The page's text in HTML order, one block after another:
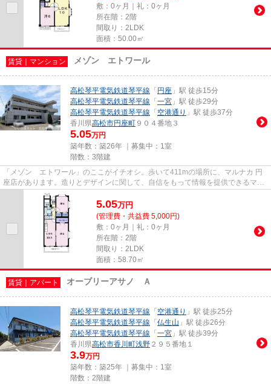
敷：0ヶ月｜礼：0ヶ月
所在階：2階
間取り：2LDK
面積：50.00㎡
賃貸｜マンション メゾン エトワール
高松琴平電気鉄道琴平線 「 円座 」駅 徒歩15分
高松琴平電気鉄道琴平線 「 一宮 」駅 徒歩29分
高松琴平電気鉄道琴平線 「 空港通り 」駅 徒歩37分
香川県高松市円座町 ９０４番地３
5.05万円
築年数：築26年 ｜募集中： 1室
階数：3階建
「メゾン エトワール」のここがイチオシ。歩いて411mの場所に、マルナカ 円
座店があります。造りとデザインに関して、自信をもって情報を提供できるマン
ションです。2駅利用可能な物...
5.05万円
(管理費・共益費 5,000円)
敷：0ヶ月｜礼：0ヶ月
所在階：2階
間取り：2LDK
面積：58.70㎡
賃貸｜アパート オーブリーアサノ Ａ
高松琴平電気鉄道琴平線 「 空港通り 」駅 徒歩25分
高松琴平電気鉄道琴平線 「 仏生山 」駅 徒歩26分
高松琴平電気鉄道琴平線 「 一宮 」駅 徒歩39分
香川県高松市香川町浅野 ２９５番地１
3.9万円
築年数：築25年 ｜募集中： 1室
階数：2階建